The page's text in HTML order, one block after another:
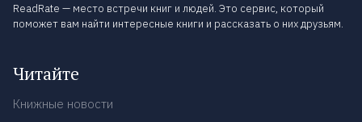
ReadRate — место встречи книг и людей. Это сервис, который
поможет вам найти интересные книги и рассказать о них друзьям.
Читайте
Книжные новости